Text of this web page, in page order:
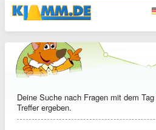
Deine Suche nach Fragen mit dem Tag
Treffer ergeben.